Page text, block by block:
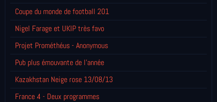
Coupe du monde de football 201
Nigel Farage et UKIP très favo
Projet Prométhéus - Anonymous
Pub plus émouvante de l'année
Kazakhstan Neige rose 13/08/13
France 4 - Deux programmes